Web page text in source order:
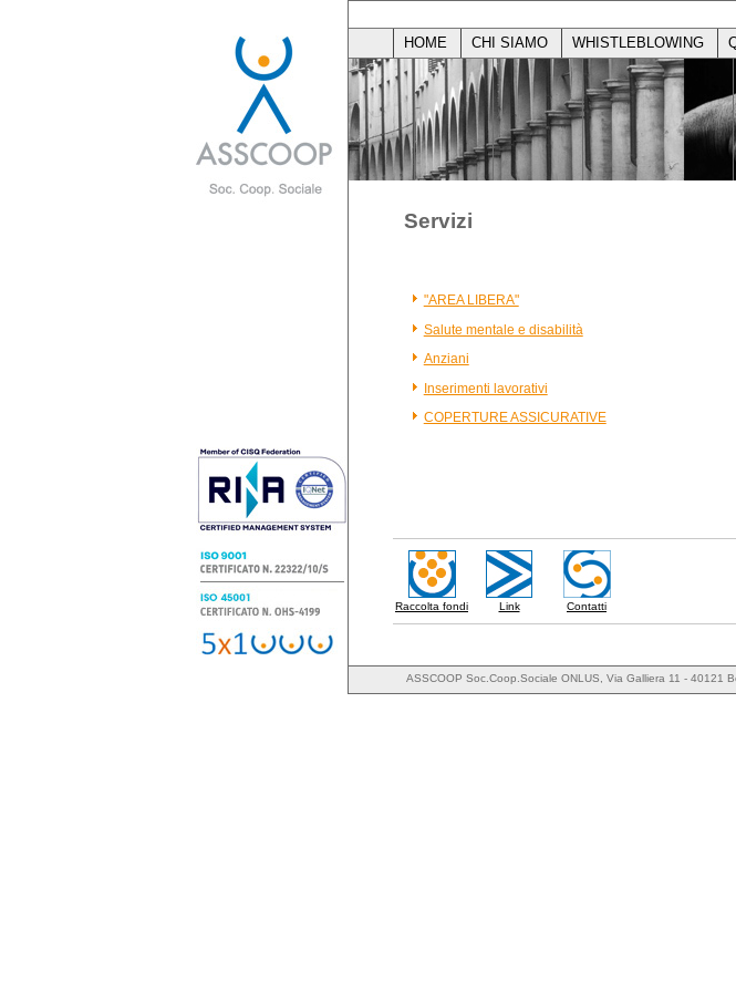
HOME CHI SIAMO WHISTLEBLOWING
Servizi
"AREA LIBERA"
Salute mentale e disabilità
Anziani
Inserimenti lavorativi
COPERTURE ASSICURATIVE
Raccolta fondi Link Contatti
ASSCOOP Soc.Coop.Sociale ONLUS, Via Galliera 11 - 40121